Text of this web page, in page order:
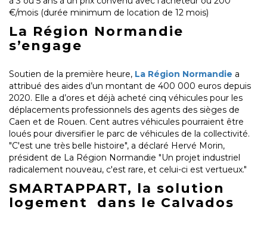
€/mois (durée minimum de location de 12 mois)
La Région Normandie
s’engage
Soutien de la première heure, La Région Normandie a
attribué des aides d’un montant de 400 000 euros depuis
2020. Elle a d’ores et déjà acheté cinq véhicules pour les
déplacements professionnels des agents des sièges de
Caen et de Rouen. Cent autres véhicules pourraient être
loués pour diversifier le parc de véhicules de la collectivité.
"C'est une très belle histoire", a déclaré Hervé Morin,
président de La Région Normandie "Un projet industriel
radicalement nouveau, c'est rare, et celui-ci est vertueux."
SMARTAPPART, la solution
logement dans le Calvados